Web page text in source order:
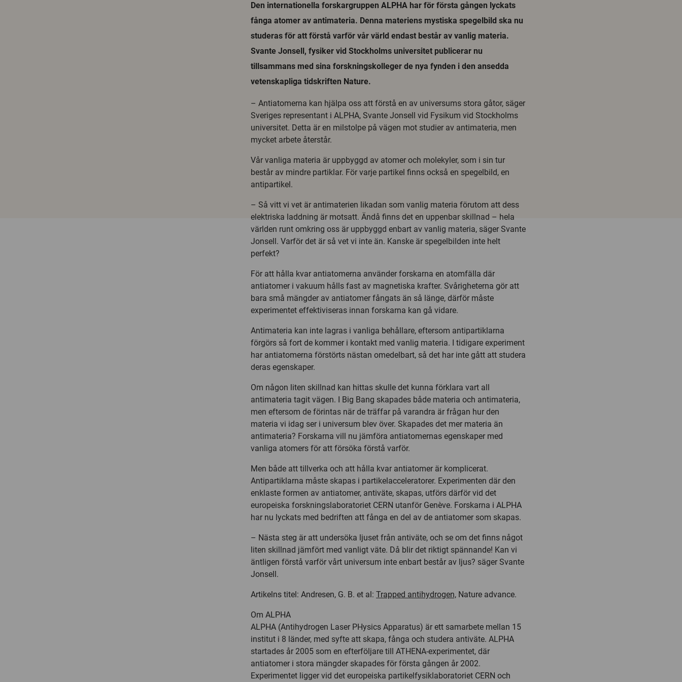
Den internationella forskargruppen ALPHA har för första gången lyckats
fånga atomer av antimateria. Denna materiens mystiska spegelbild ska nu
studeras för att förstå varför vår värld endast består av vanlig materia.
Svante Jonsell, fysiker vid Stockholms universitet publicerar nu
tillsammans med sina forskningskolleger de nya fynden i den ansedda
vetenskapliga tidskriften Nature.
– Antiatomerna kan hjälpa oss att förstå en av universums stora gåtor, säger
Sveriges representant i ALPHA, Svante Jonsell vid Fysikum vid Stockholms
universitet. Detta är en milstolpe på vägen mot studier av antimateria, men
mycket arbete återstår.
Vår vanliga materia är uppbyggd av atomer och molekyler, som i sin tur
består av mindre partiklar. För varje partikel finns också en spegelbild, en
antipartikel.
– Så vitt vi vet är antimaterien likadan som vanlig materia förutom att dess
elektriska laddning är motsatt. Ändå finns det en uppenbar skillnad – hela
världen runt omkring oss är uppbyggd enbart av vanlig materia, säger Svante
Jonsell. Varför det är så vet vi inte än. Kanske är spegelbilden inte helt
perfekt?
För att hålla kvar antiatomerna använder forskarna en atomfälla där
antiatomer i vakuum hålls fast av magnetiska krafter. Svårigheterna gör att
bara små mängder av antiatomer fångats än så länge, därför måste
experimentet effektiviseras innan forskarna kan gå vidare.
Antimateria kan inte lagras i vanliga behållare, eftersom antipartiklarna
förgörs så fort de kommer i kontakt med vanlig materia. I tidigare experiment
har antiatomerna förstörts nästan omedelbart, så det har inte gått att studera
deras egenskaper.
Om någon liten skillnad kan hittas skulle det kunna förklara vart all
antimateria tagit vägen. I Big Bang skapades både materia och antimateria,
men eftersom de förintas när de träffar på varandra är frågan hur den
materia vi idag ser i universum blev över. Skapades det mer materia än
antimateria? Forskarna vill nu jämföra antiatomernas egenskaper med
vanliga atomers för att försöka förstå varför.
Men både att tillverka och att hålla kvar antiatomer är komplicerat.
Antipartiklarna måste skapas i partikelacceleratorer. Experimenten där den
enklaste formen av antiatomer, antiväte, skapas, utförs därför vid det
europeiska forskningslaboratoriet CERN utanför Genève. Forskarna i ALPHA
har nu lyckats med bedriften att fånga en del av de antiatomer som skapas.
– Nästa steg är att undersöka ljuset från antiväte, och se om det finns något
liten skillnad jämfört med vanligt väte. Då blir det riktigt spännande! Kan vi
äntligen förstå varför vårt universum inte enbart består av ljus? säger Svante
Jonsell.
Artikelns titel: Andresen, G. B. et al: Trapped antihydrogen, Nature advance.
Om ALPHA
ALPHA (Antihydrogen Laser PHysics Apparatus) är ett samarbete mellan 15
institut i 8 länder, med syfte att skapa, fånga och studera antiväte. ALPHA
startades år 2005 som en efterföljare till ATHENA-experimentet, där
antiatomer i stora mängder skapades för första gången år 2002.
Experimentet ligger vid det europeiska partikelfysiklaboratoriet CERN och